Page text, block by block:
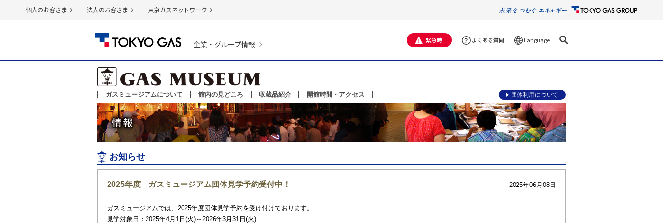
個人のお客さま 法人のお客さま 東京ガスネットワーク
企業・グループ情報 緊急時 よくある質問 Language
ガスミュージアムについて 館内の見どころ 収蔵品紹介 開館時間・アクセス 団体利用について
お知らせ
2025年度 ガスミュージアム団体見学予約受付中！ 2025年06月08日
ガスミュージアムでは、2025年度団体見学予約を受け付けております。
見学対象日：2025年4月1日(火)～2026年3月31日(火)